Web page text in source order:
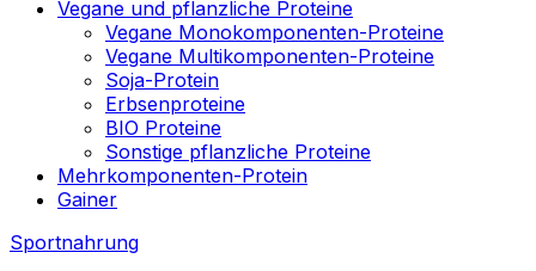
Vegane und pflanzliche Proteine
Vegane Monokomponenten-Proteine
Vegane Multikomponenten-Proteine
Soja-Protein
Erbsenproteine
BIO Proteine
Sonstige pflanzliche Proteine
Mehrkomponenten-Protein
Gainer
Sportnahrung